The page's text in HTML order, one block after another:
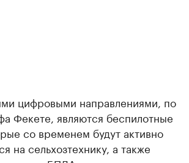
цифровыми направлениями, по
Фекете, являются беспилотные
со временем будут активно
на сельхозтехнику, а также